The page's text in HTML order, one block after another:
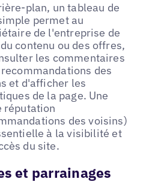
plan, un tableau de
permet au
de l'entreprise de
contenu ou des offres,
les commentaires
des
et d'afficher les
de la page. Une
réputation
des voisins)
à la visibilité et
du site.
et parrainages